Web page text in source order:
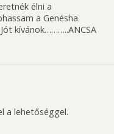
élni a
a Genésha
kívánok………..ANCSA
a lehetőséggel.